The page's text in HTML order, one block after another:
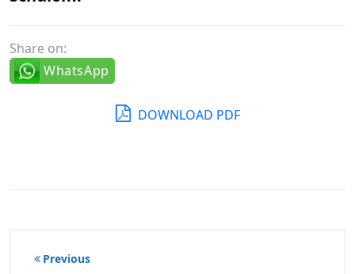
Share on:
WhatsApp
DOWNLOAD PDF
Beitragsnavigation
Previous